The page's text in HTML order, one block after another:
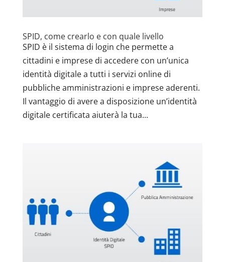
SPID, come crearlo e con quale livello
SPID è il sistema di login che permette a
cittadini e imprese di accedere con un’unica
identità digitale a tutti i servizi online di
pubbliche amministrazioni e imprese aderenti.
Il vantaggio di avere a disposizione un’identità
digitale certificata aiuterà la tua...